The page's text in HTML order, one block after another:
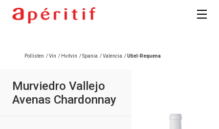
Pollisten /Vin / Hvitvin /Spania /Valencia /Utiel-Requena
Murviedro Vallejo
Avenas Chardonnay